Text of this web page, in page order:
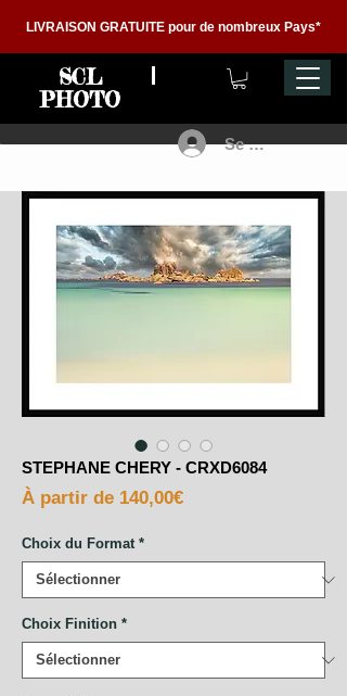
LIVRAISON GRATUITE pour de nombreux Pays*
SCL
PHOTO
Se connecter
STEPHANE CHERY - CRXD6084
À partir de 140,00€Prix
Choix du Format *
Choix Finition *